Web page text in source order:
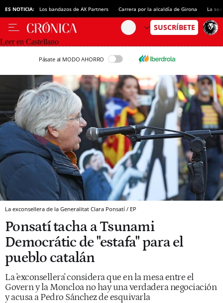
ES NOTICIA: Los bandazos de AX Partners Carrera por la alcaldía de Girona La
Leer en Castellano
Pásate al MODO AHORRO
La exconsellera de la Generalitat Clara Ponsatí / EP
Ponsatí tacha a Tsunami
Democrátic de "estafa" para el
pueblo catalán
La 'exconsellera' considera que en la mesa entre el
Govern y la Moncloa no hay una verdadera negociación
y acusa a Pedro Sánchez de esquivarla